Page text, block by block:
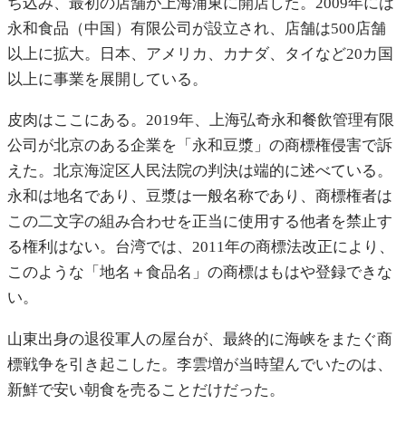
永和食品（中国）有限公司が設立され、店舗は500店舗
以上に拡大。日本、アメリカ、カナダ、タイなど20カ国
以上に事業を展開している。
皮肉はここにある。2019年、上海弘奇永和餐飲管理有限
公司が北京のある企業を「永和豆漿」の商標権侵害で訴
えた。北京海淀区人民法院の判決は端的に述べている。
永和は地名であり、豆漿は一般名称であり、商標権者は
この二文字の組み合わせを正当に使用する他者を禁止す
る権利はない。台湾では、2011年の商標法改正により、
このような「地名＋食品名」の商標はもはや登録できな
い。
山東出身の退役軍人の屋台が、最終的に海峡をまたぐ商
標戦争を引き起こした。李雲増が当時望んでいたのは、
新鮮で安い朝食を売ることだけだった。